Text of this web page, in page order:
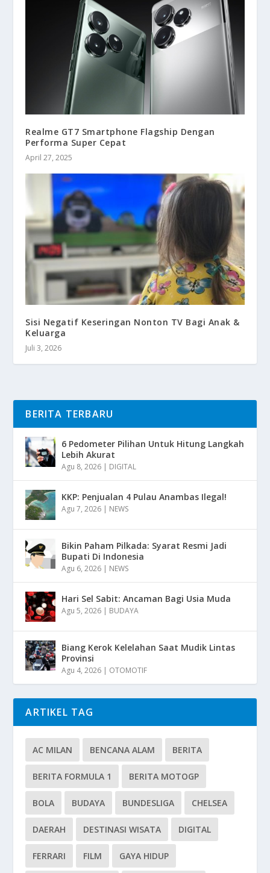
Realme GT7 Smartphone Flagship Dengan
Performa Super Cepat
April 27, 2025
Sisi Negatif Keseringan Nonton TV Bagi Anak &
Keluarga
Juli 3, 2026
BERITA TERBARU
6 Pedometer Pilihan Untuk Hitung Langkah
Lebih Akurat
Agu 8, 2026 | DIGITAL
KKP: Penjualan 4 Pulau Anambas Ilegal!
Agu 7, 2026 | NEWS
Bikin Paham Pilkada: Syarat Resmi Jadi
Bupati Di Indonesia
Agu 6, 2026 | NEWS
Hari Sel Sabit: Ancaman Bagi Usia Muda
Agu 5, 2026 | BUDAYA
Biang Kerok Kelelahan Saat Mudik Lintas
Provinsi
Agu 4, 2026 | OTOMOTIF
ARTIKEL TAG
AC MILAN BENCANA ALAM BERITA
BERITA FORMULA 1 BERITA MOTOGP
BOLA BUDAYA BUNDESLIGA CHELSEA
DAERAH DESTINASI WISATA DIGITAL
FERRARI FILM GAYA HIDUP